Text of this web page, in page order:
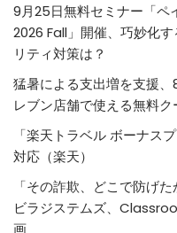
9月25日無料セミナー「ペ
2026 Fall」開催、巧妙化
リティ対策は？
猛暑による支出増を支援
レブン店舗で使える無料
「楽天トラベル ボーナス
対応（楽天）
「その詐欺、どこで防げ
ビラジステムズ、
画